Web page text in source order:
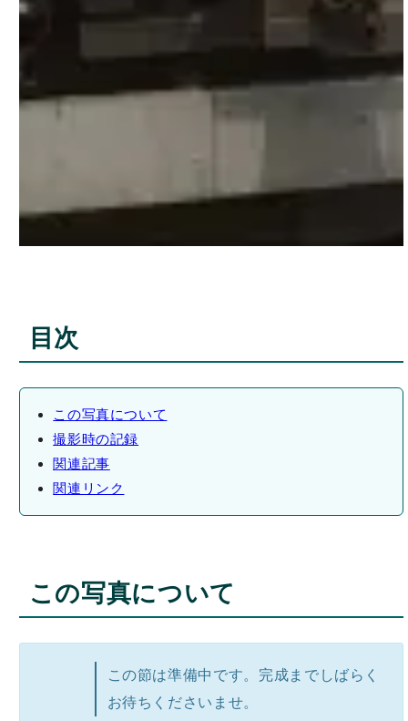
目次
この写真について
撮影時の記録
関連記事
関連リンク
この写真について
この節は準備中です。完成までしばらく
お待ちくださいませ。